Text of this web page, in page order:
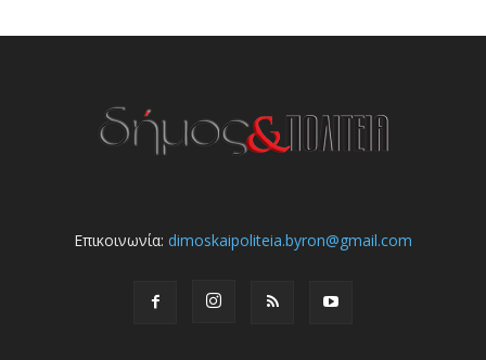
Επικοινωνία: dimoskaipoliteia.byron@gmail.com